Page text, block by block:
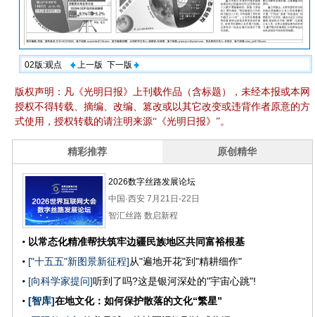
02版:观点 上一版 下一版
版权声明：凡《光明日报》上刊载作品（含标题），未经本报或本网
授权不得转载、摘编、改编、篡改或以其它改变或违背作者原意的方
式使用，授权转载的请注明来源“《光明日报》”。